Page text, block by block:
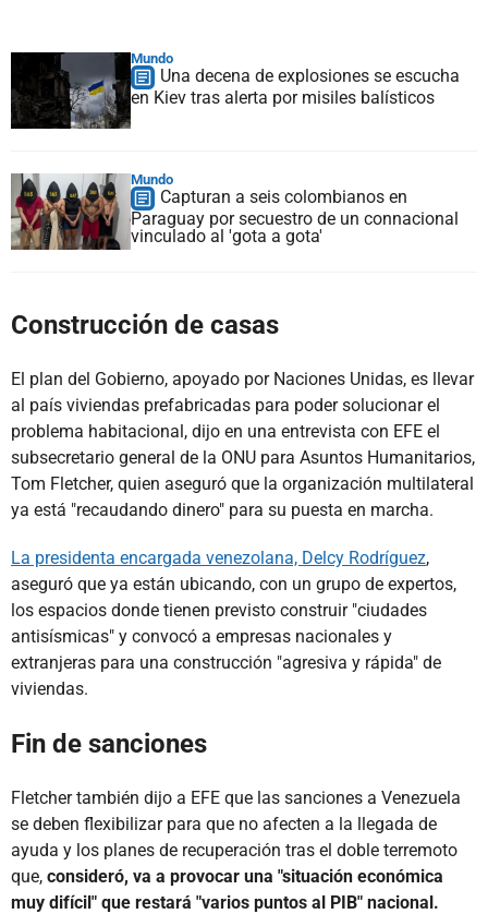
Mundo
Una decena de explosiones se escucha
en Kiev tras alerta por misiles balísticos
Mundo
Capturan a seis colombianos en
Paraguay por secuestro de un connacional
vinculado al 'gota a gota'
Construcción de casas
El plan del Gobierno, apoyado por Naciones Unidas, es llevar
al país viviendas prefabricadas para poder solucionar el
problema habitacional, dijo en una entrevista con EFE el
subsecretario general de la ONU para Asuntos Humanitarios,
Tom Fletcher, quien aseguró que la organización multilateral
ya está "recaudando dinero" para su puesta en marcha.
La presidenta encargada venezolana, Delcy Rodríguez,
aseguró que ya están ubicando, con un grupo de expertos,
los espacios donde tienen previsto construir "ciudades
antisísmicas" y convocó a empresas nacionales y
extranjeras para una construcción "agresiva y rápida" de
viviendas.
Fin de sanciones
Fletcher también dijo a EFE que las sanciones a Venezuela
se deben flexibilizar para que no afecten a la llegada de
ayuda y los planes de recuperación tras el doble terremoto
que, consideró, va a provocar una "situación económica
muy difícil" que restará "varios puntos al PIB" nacional.